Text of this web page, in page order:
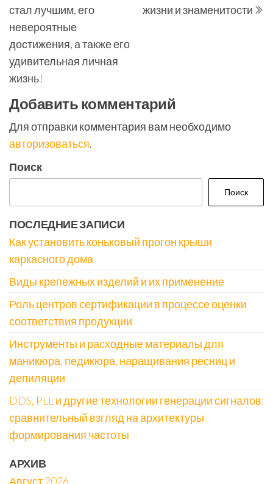
стал лучшим, его
невероятные
достижения, а также его
удивительная личная
жизнь!
жизни и знаменитости
Добавить комментарий
Для отправки комментария вам необходимо
авторизоваться.
Поиск
Поиск
ПОСЛЕДНИЕ ЗАПИСИ
Как установить коньковый прогон крыши
каркасного дома
Виды крепежных изделий и их применение
Роль центров сертификации в процессе оценки
соответствия продукции
Инструменты и расходные материалы для
маникюра, педикюра, наращивания ресниц и
депиляции
DDS, PLL и другие технологии генерации сигналов:
сравнительный взгляд на архитектуры
формирования частоты
АРХИВ
Август 2026